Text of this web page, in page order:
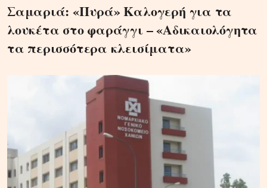
Σαμαριά: «Πυρά» Καλογερή για τα
λουκέτα στο φαράγγι – «Αδικαιολόγητα
τα περισσότερα κλεισίματα»